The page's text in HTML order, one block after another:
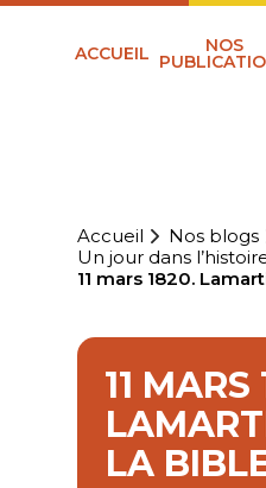
ACCUEIL NOS
Accueil
Nos blogs
Un jour dans
11 mars 1820.
11 MARS
LA